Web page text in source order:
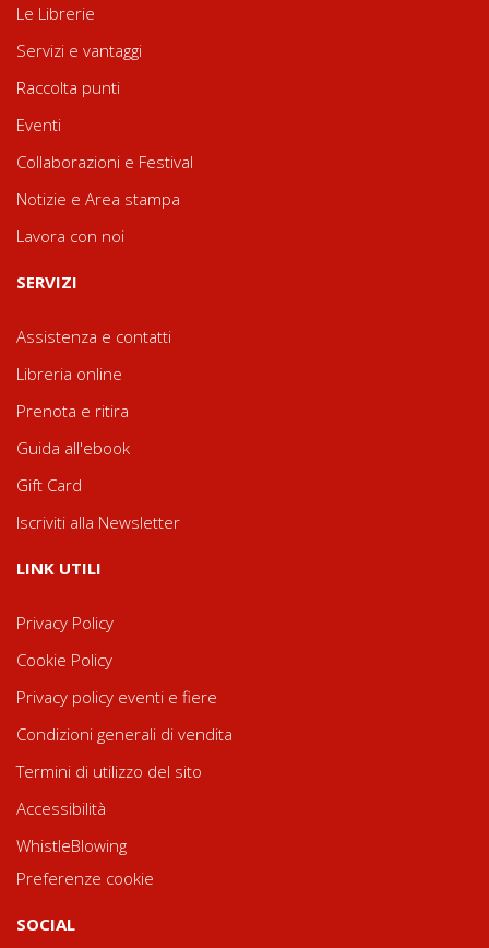
Le Librerie
Servizi e vantaggi
Raccolta punti
Eventi
Collaborazioni e Festival
Notizie e Area stampa
Lavora con noi
SERVIZI
Assistenza e contatti
Libreria online
Prenota e ritira
Guida all'ebook
Gift Card
Iscriviti alla Newsletter
LINK UTILI
Privacy Policy
Cookie Policy
Privacy policy eventi e fiere
Condizioni generali di vendita
Termini di utilizzo del sito
Accessibilità
WhistleBlowing
Preferenze cookie
SOCIAL